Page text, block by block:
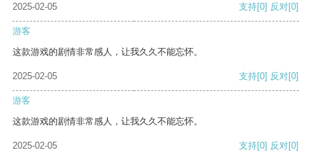
2025-02-05 支持[0] 反对[0]
游客
这款游戏的剧情非常感人，让我久久不能忘怀。
2025-02-05 支持[0] 反对[0]
游客
这款游戏的剧情非常感人，让我久久不能忘怀。
2025-02-05 支持[0] 反对[0]